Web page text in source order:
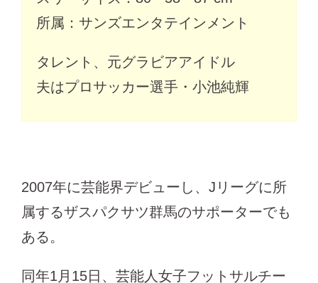
所属：サンズエンタテインメント
タレント、元グラビアアイドル
夫はプロサッカー選手・小池純輝
2007年に芸能界デビューし、Jリーグに所
属するザスパクサツ群馬のサポーターでも
ある。
同年1月15日、芸能人女子フットサルチー